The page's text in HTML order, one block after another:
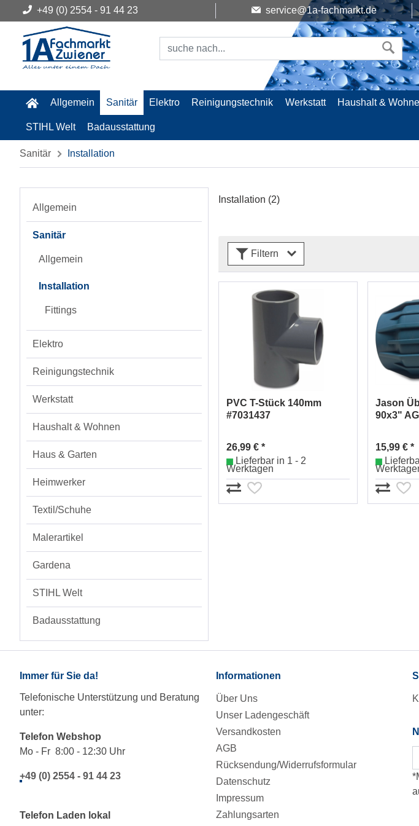
+49 (0) 2554 - 91 44 23 service@1a-fachmarkt.de
Allgemein Sanitär Elektro Reinigungstechnik Werkstatt Haushalt &
STIHL Welt Badausstattung
Sanitär Installation
Allgemein
Sanitär
Allgemein
Installation
Fittings
Elektro
Reinigungstechnik
Werkstatt
Haushalt & Wohnen
Haus & Garten
Heimwerker
Textil/Schuhe
Malerartikel
Gardena
STIHL Welt
Badausstattung
Installation (2)
Filtern
PVC T-Stück 140mm
#7031437
26,99 € *
Lieferbar in 1 - 2
Werktagen
Jason
90x3"
15,99 € *
Immer für Sie da!
Telefonische Unterstützung und Beratung
unter:
Telefon Webshop
Mo - Fr 8:00 - 12:30 Uhr
+49 (0) 2554 - 91 44 23
Telefon Laden lokal
Informationen
Über Uns
Unser Ladengeschäft
Versandkosten
AGB
Rücksendung/Widerrufsformular
Datenschutz
Impressum
Zahlungsarten